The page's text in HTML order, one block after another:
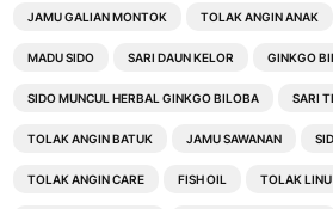
JAMU GALIAN MONTOK TOLAK ANGIN ANAK
MADU SIDO SARI DAUN KELOR GINKGO
SIDO MUNCUL HERBAL GINKGO BILOBA SARI
TOLAK ANGIN BATUK JAMU SAWANAN
TOLAK ANGIN CARE FISH OIL TOLAK LINU